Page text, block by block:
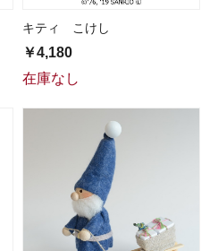
キティ こけし
￥4,180
在庫なし